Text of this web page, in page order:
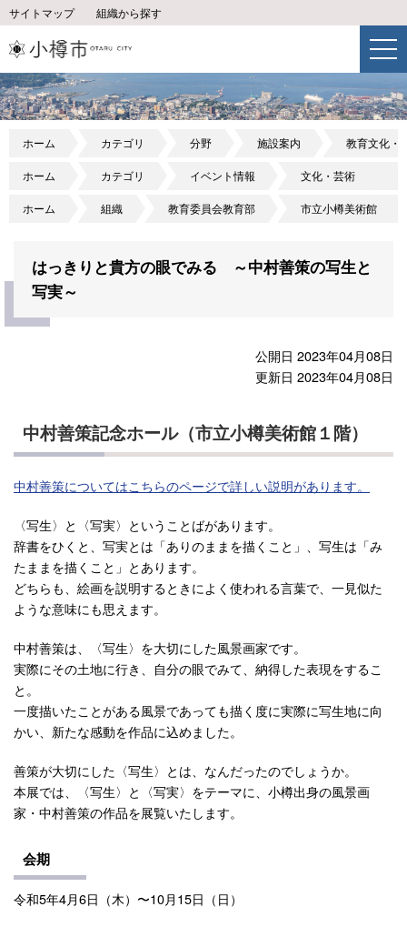
サイトマップ 組織から探す
ホーム カテゴリ 分野 施設案内 教育文化・
ホーム カテゴリ イベント情報 文化・芸術
ホーム 組織 教育委員会教育部 市立小樽美術館
はっきりと貴方の眼でみる ～中村善策の写生と
写実～
公開日 2023年04月08日
更新日 2023年04月08日
中村善策記念ホール（市立小樽美術館１階）
中村善策についてはこちらのページで詳しい説明があります。
〈写生〉と〈写実〉ということばがあります。
辞書をひくと、写実とは「ありのままを描くこと」、写生は「み
たままを描くこと」とあります。
どちらも、絵画を説明するときによく使われる言葉で、一見似た
ような意味にも思えます。
中村善策は、〈写生〉を大切にした風景画家です。
実際にその土地に行き、自分の眼でみて、納得した表現をするこ
と。
一度描いたことがある風景であっても描く度に実際に写生地に向
かい、新たな感動を作品に込めました。
善策が大切にした〈写生〉とは、なんだったのでしょうか。
本展では、〈写生〉と〈写実〉をテーマに、小樽出身の風景画
家・中村善策の作品を展覧いたします。
会期
令和5年4月6日（木）〜10月15日（日）